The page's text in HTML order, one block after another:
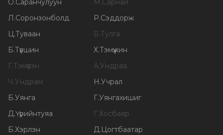
О.Саранчулуун М .Сарнай
Л .Соронзонболд Р.Сэддорж
Ц.Туваан Б.Тулга
Б.Түвшин Х.Тэмүүжин
Г.Тэмүүлэн А.Ундраа
Ч .Ундрам Н .Учрал
Б.Уянга Г.Уянгахишиг
Д.Үүрийнтуяа Г.Хосбаяр
Б.Хэрлэн Д. Цогтбаатар